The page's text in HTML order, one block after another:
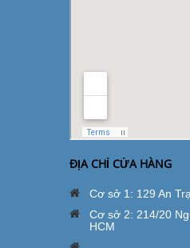
ĐỊA CHỈ CỬA HÀNG
Cơ sở 1: 129 An
Cơ sở 2: 214/20
HCM